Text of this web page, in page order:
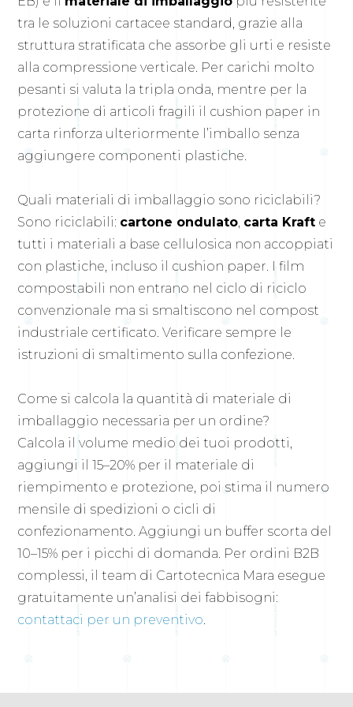
tra le soluzioni cartacee standard, grazie alla
struttura stratificata che assorbe gli urti e resiste
alla compressione verticale. Per carichi molto
pesanti si valuta la tripla onda, mentre per la
protezione di articoli fragili il cushion paper in
carta rinforza ulteriormente l’imballo senza
aggiungere componenti plastiche.
Quali materiali di imballaggio sono riciclabili?
Sono riciclabili: cartone ondulato carta Kraft e
tutti i materiali a base cellulosica non accoppiati
con plastiche, incluso il cushion paper. I film
compostabili non entrano nel ciclo di riciclo
convenzionale ma si smaltiscono nel compost
industriale certificato. Verificare sempre le
istruzioni di smaltimento sulla confezione.
Come si calcola la quantità di materiale di
imballaggio necessaria per un ordine?
Calcola il volume medio dei tuoi prodotti,
aggiungi il 15–20% per il materiale di
riempimento e protezione, poi stima il numero
mensile di spedizioni o cicli di
confezionamento. Aggiungi un buffer scorta del
10–15% per i picchi di domanda. Per ordini B2B
complessi, il team di Cartotecnica Mara esegue
gratuitamente un’analisi dei fabbisogni:
contattaci per un preventivo